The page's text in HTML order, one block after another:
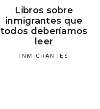
Libros sobre
inmigrantes que
todos deberíamos
leer
INMIGRANTES